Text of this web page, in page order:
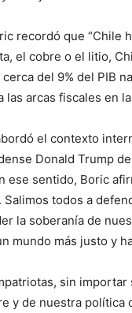
recordó que “Chile
el cobre o el litio,
del 9% del PIB
las arcas fiscales en
el contexto
Donald Trump
ese sentido, Boric
todos a
la soberanía de
mundo más justo y
sin
y de nuestra política